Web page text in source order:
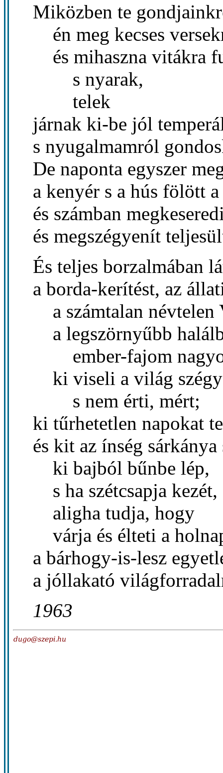
Miközben te
én meg kecses
és mihaszna vitákra
s nyarak,
telek
járnak ki-be jól
s nyugalmamról
De naponta egyszer
a kenyér s a hús fölött
és számban
és megszégyenít
És teljes borzalmában
a borda-kerítést, az
a számtalan névtelen
a legszörnyűbb
ember-fajom
ki viseli a világ
s nem érti, mért;
ki tűrhetetlen napokat
és kit az ínség sárkánya
ki bajból bűnbe lép,
s ha szétcsapja kezét,
aligha tudja, hogy
várja és élteti a
a bárhogy-is-lesz
a jóllakató
1963